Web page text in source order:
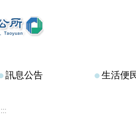
訊息公告 生活便
:::